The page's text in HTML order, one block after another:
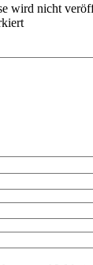
wird nicht